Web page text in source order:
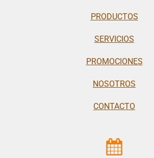
PRODUCTOS
SERVICIOS
PROMOCIONES
NOSOTROS
CONTACTO